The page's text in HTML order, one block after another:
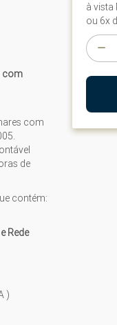
com
com
de
contém:
Rede
)
à vista
ou 6x